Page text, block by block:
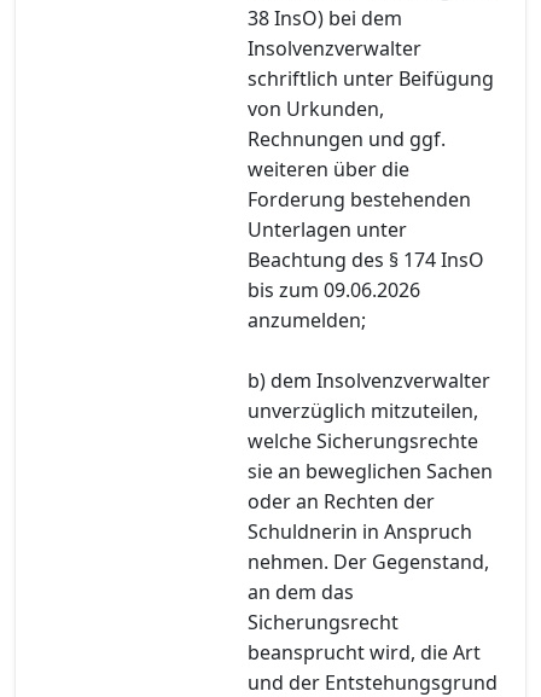
38 InsO) bei dem
Insolvenzverwalter
schriftlich unter Beifügung
von Urkunden,
Rechnungen und ggf.
weiteren über die
Forderung bestehenden
Unterlagen unter
Beachtung des § 174 InsO
bis zum 09.06.2026
anzumelden;
b) dem Insolvenzverwalter
unverzüglich mitzuteilen,
welche Sicherungsrechte
sie an beweglichen Sachen
oder an Rechten der
Schuldnerin in Anspruch
nehmen. Der Gegenstand,
an dem das
Sicherungsrecht
beansprucht wird, die Art
und der Entstehungsgrund